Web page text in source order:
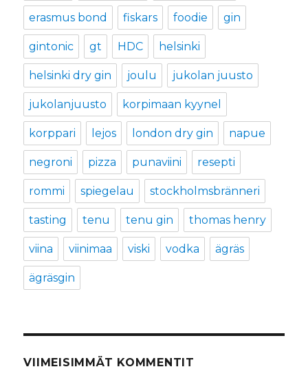
erasmus bond fiskars foodie gin
gintonic gt HDC helsinki
helsinki dry gin joulu jukolan juusto
jukolanjuusto korpimaan kyynel
korppari lejos london dry gin napue
negroni pizza punaviini resepti
rommi spiegelau stockholmsbränneri
tasting tenu tenu gin thomas henry
viina viinimaa viski vodka ägräs
ägräsgin
VIIMEISIMMÄT KOMMENTIT